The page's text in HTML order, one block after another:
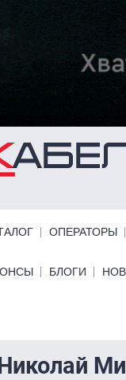
содержанию
ОПЕРАТОРЫ
links bottom
БЛОГИ